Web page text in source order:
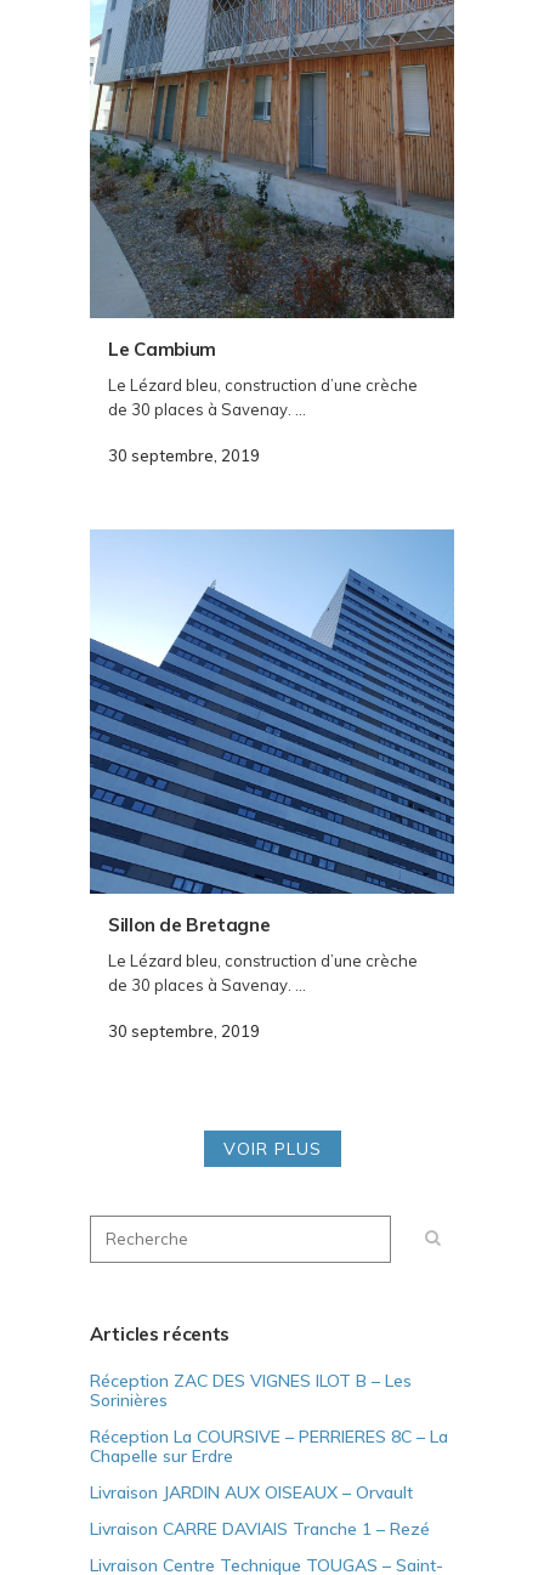
Le Cambium
Le Lézard bleu, construction d’une crèche
de 30 places à Savenay. ...
30 septembre, 2019
Sillon de Bretagne
Le Lézard bleu, construction d’une crèche
de 30 places à Savenay. ...
30 septembre, 2019
VOIR PLUS
Articles récents
Réception ZAC DES VIGNES ILOT B – Les
Sorinières
Réception La COURSIVE – PERRIERES 8C – La
Chapelle sur Erdre
Livraison JARDIN AUX OISEAUX – Orvault
Livraison CARRE DAVIAIS Tranche 1 – Rezé
Livraison Centre Technique TOUGAS – Saint-